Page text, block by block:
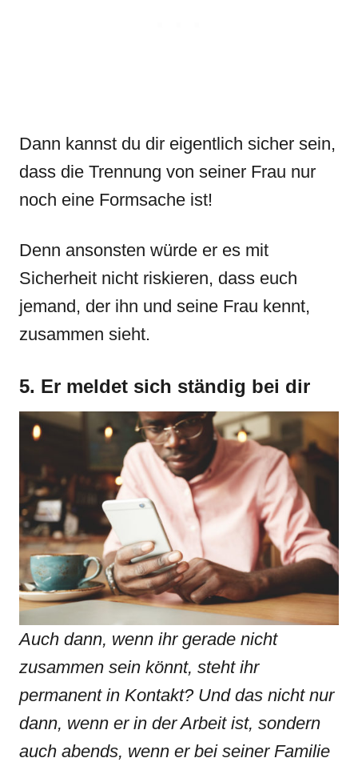
Dann kannst du dir eigentlich sicher sein,
dass die Trennung von seiner Frau nur
noch eine Formsache ist!
Denn ansonsten würde er es mit
Sicherheit nicht riskieren, dass euch
jemand, der ihn und seine Frau kennt,
zusammen sieht.
5. Er meldet sich ständig bei dir
Auch dann, wenn ihr gerade nicht
zusammen sein könnt, steht ihr
permanent in Kontakt? Und das nicht nur
dann, wenn er in der Arbeit ist, sondern
auch abends, wenn er bei seiner Familie